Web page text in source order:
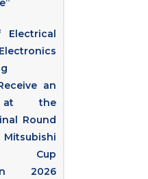
Electrical
an
at the
Round
Cup
2026